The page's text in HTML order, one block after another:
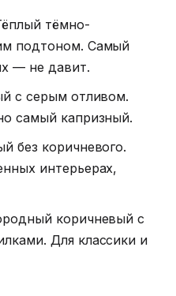
тёмно-
подтоном. Самый
— не давит.
с серым отливом.
самый капризный.
без коричневого.
интерьерах,
коричневый с
Для классики и